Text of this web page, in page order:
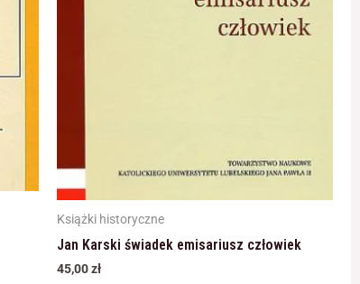
Książki historyczne
Jan Karski świadek emisariusz człowiek
45,00zł